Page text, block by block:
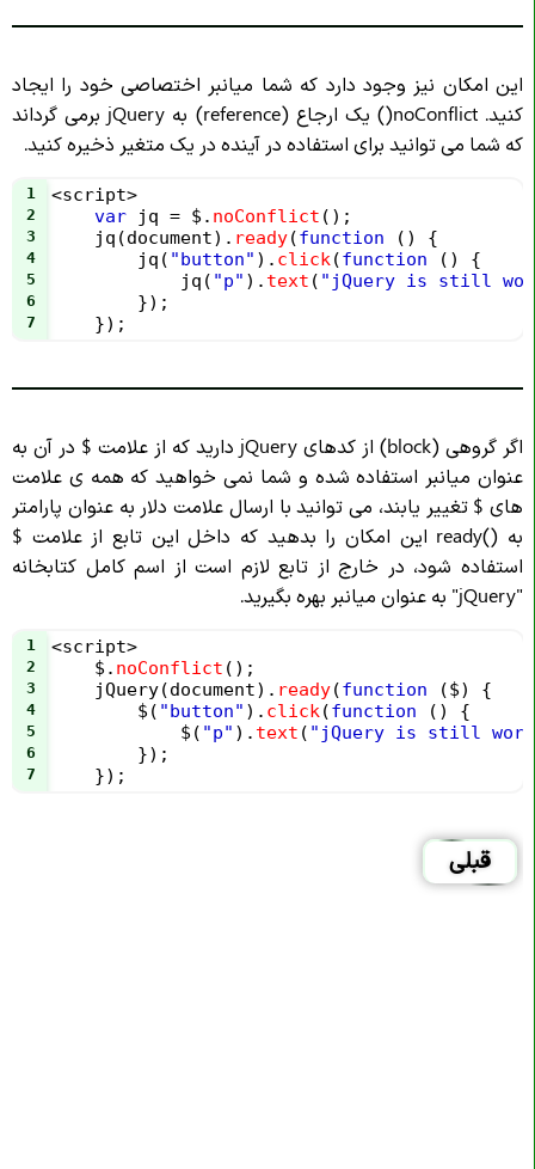
این امکان نیز وجود دارد که شما میانبر اختصاصی خود را ایجاد
کنید. noConflict() یک ارجاع (reference) به jQuery برمی گرداند
که شما می توانید برای استفاده در آینده در یک متغیر ذخیره کنید.
1 <script>
2 var jq = $ . noConflict ();
3 jq (document). ready(function () {
4 jq ( "button" ). click (function () {
5 jq ( "p" ). text ( "jQuery is still
6
        });
7
    });
اگر گروهی (block) از کدهای jQuery دارید که از علامت $ در آن به
عنوان میانبر استفاده شده و شما نمی خواهید که همه ی علامت
های $ تغییر یابند، می توانید با ارسال علامت دلار به عنوان پارامتر
به ()ready این امکان را بدهید که داخل این تابع از علامت $
استفاده شود، در خارج از تابع لازم است از اسم کامل کتابخانه
"jQuery" به عنوان میانبر بهره بگیرید.
1 <script>
2 $ . noConflict ();
3 jQuery(document). ready(function ($) {
4 $ ( "button" ). click (function () {
5 $ ( "p" ). text ( "jQuery is still
6
        });
7
    });
قبلی